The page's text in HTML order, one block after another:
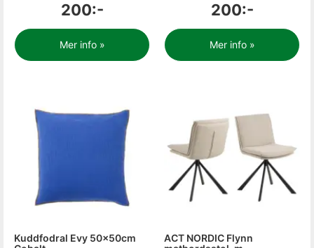
200:-
Mer info »
200:-
Mer info »
Kuddfodral Evy 50x50cm
ACT NORDIC Flynn